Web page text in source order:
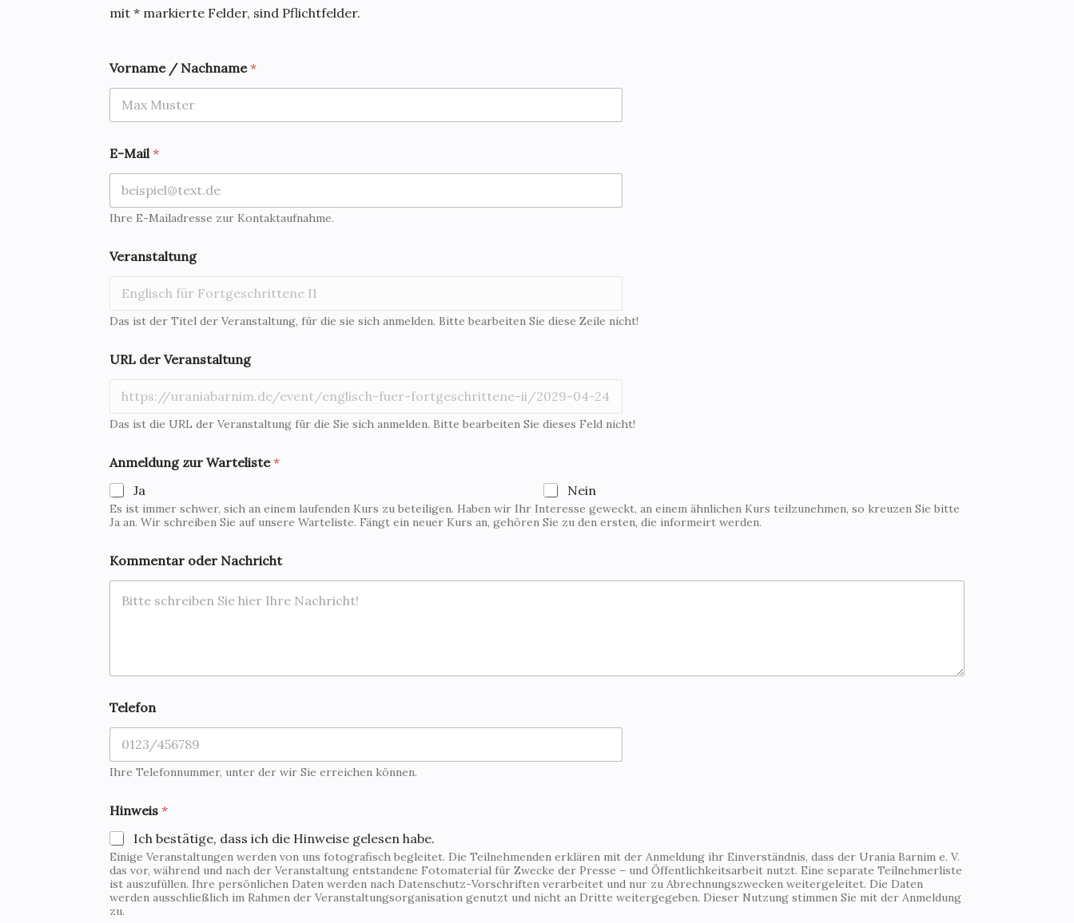
mit * markierte Felder, sind Pflichtfelder.
Vorname / Nachname*
E-Mail *
Ihre E-Mailadresse zur Kontaktaufnahme.
Veranstaltung
Das ist der Titel der Veranstaltung, für die sie sich anmelden. Bitte bearbeiten Sie diese Zeile nicht!
URL der Veranstaltung
Das ist die URL der Veranstaltung für die Sie sich anmelden. Bitte bearbeiten Sie dieses Feld nicht!
Anmeldung zur Warteliste*
Ja
Nein
Es ist immer schwer, sich an einem laufenden Kurs zu beteiligen. Haben wir Ihr Interesse geweckt, an einem ähnlichen Kurs teilzunehmen, so kreuzen Sie bitte
Ja an. Wir schreiben Sie auf unsere Warteliste. Fängt ein neuer Kurs an, gehören Sie zu den ersten, die informeirt werden.
Kommentar oder Nachricht
e
r
s
l
t
u
n
g
d
e
Telefon
Ihre Telefonnummer, unter der wir Sie erreichen können.
Hinweis *
Ich bestätige, dass ich die Hinweise gelesen habe.
Einige Veranstaltungen werden von uns fotografisch begleitet. Die Teilnehmenden erklären mit der Anmeldung ihr Einverständnis, dass der Urania Barnim e. V.
das vor, während und nach der Veranstaltung entstandene Fotomaterial für Zwecke der Presse – und Öffentlichkeitsarbeit nutzt. Eine separate Teilnehmerliste
ist auszufüllen. Ihre persönlichen Daten werden nach Datenschutz-Vorschriften verarbeitet und nur zu Abrechnungszwecken weitergeleitet. Die Daten
werden ausschließlich im Rahmen der Veranstaltungsorganisation genutzt und nicht an Dritte weitergegeben. Dieser Nutzung stimmen Sie mit der Anmeldung
zu.